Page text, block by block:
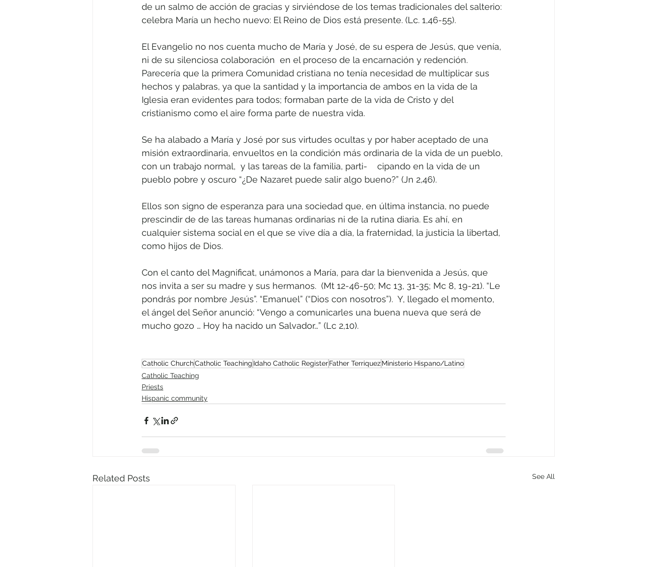
de un salmo de acción de gracias y sirviéndose de los temas tradicionales del salterio:
celebra María un hecho nuevo: El Reino de Dios está presente. (Lc. 1,46-55).
El Evangelio no nos cuenta mucho de María y José, de su espera de Jesús, que venía,
ni de su silenciosa colaboración  en el proceso de la encarnación y redención.
Parecería que la primera Comunidad cristiana no tenía necesidad de multiplicar sus
hechos y palabras, ya que la santidad y la importancia de ambos en la vida de la
Iglesia eran evidentes para todos; formaban parte de la vida de Cristo y del
cristianismo como el aire forma parte de nuestra vida.
Se ha alabado a María y José por sus virtudes ocultas y por haber aceptado de una
misión extraordinaria, envueltos en la condición más ordinaria de la vida de un pueblo,
con un trabajo normal,  y las tareas de la familia, parti-    cipando en la vida de un
pueblo pobre y oscuro “¿De Nazaret puede salir algo bueno?” (Jn 2,46).
Ellos son signo de esperanza para una sociedad que, en última instancia, no puede
prescindir de de las tareas humanas ordinarias ni de la rutina diaria. Es ahí, en
cualquier sistema social en el que se vive día a día, la fraternidad, la justicia la libertad,
como hijos de Dios.
Con el canto del Magnificat, unámonos a María, para dar la bienvenida a Jesús, que
nos invita a ser su madre y sus hermanos.  (Mt 12-46-50; Mc 13, 31-35; Mc 8, 19-21). “Le
pondrás por nombre Jesús”. “Emanuel” (“Dios con nosotros”).  Y, llegado el momento,
el ángel del Señor anunció: “Vengo a comunicarles una buena nueva que será de
mucho gozo … Hoy ha nacido un Salvador…” (Lc 2,10).
Catholic ChurchCatholic Teaching Idaho Catholic RegisterFather TerriquezMinisterio Hispano/Latino
Catholic Teaching
Priests
Hispanic community
Related Posts See All